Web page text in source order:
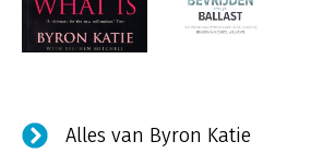
Alles van Byron Katie